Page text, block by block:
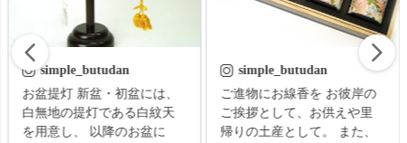
simple_butudan
お盆提灯 新盆・初盆には、
白無地の提灯である白紋天
を用意し、 以降のお盆に
simple_butudan
ご進物にお線香を お彼岸の
ご挨拶として、お供えや里
帰りの土産として。 また、